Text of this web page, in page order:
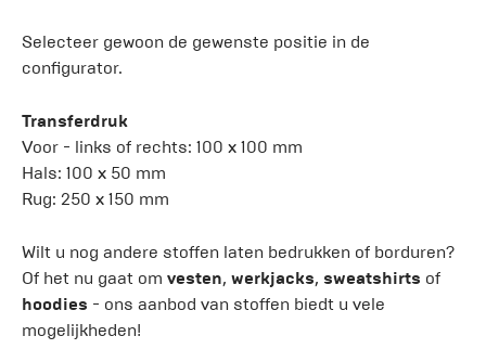
Selecteer gewoon de gewenste positie in de
configurator.
Transferdruk
Voor - links of rechts: 100 x 100 mm
Hals: 100 x 50 mm
Rug: 250 x 150 mm
Wilt u nog andere stoffen laten bedrukken of borduren?
Of het nu gaat om vesten, werkjacks, sweatshirts of
hoodies - ons aanbod van stoffen biedt u vele
mogelijkheden!